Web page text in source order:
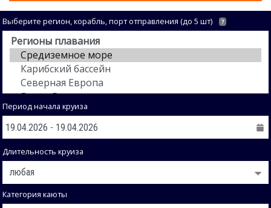
Выберите регион, корабль, порт отправления (до 5 шт) ?
Период начала круиза
Длительность круиза
Категория каюты